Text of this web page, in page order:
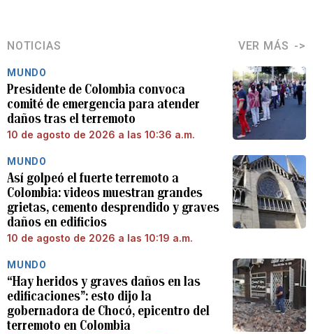
NOTICIAS VER MÁS
MUNDO
Presidente de Colombia convoca
comité de emergencia para atender
daños tras el terremoto
10 de agosto de 2026 a las 10:36 a.m.
MUNDO
Así golpeó el fuerte terremoto a
Colombia: videos muestran grandes
grietas, cemento desprendido y graves
daños en edificios
10 de agosto de 2026 a las 10:19 a.m.
MUNDO
“Hay heridos y graves daños en las
edificaciones”: esto dijo la
gobernadora de Chocó, epicentro del
terremoto en Colombia